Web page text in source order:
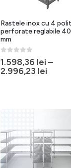
Rastele inox cu 4
perforate reglabile
mm
0 out of 5
1.598,36 lei –
2.996,23 lei